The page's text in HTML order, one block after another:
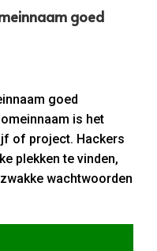
goed
goed
is het
of project. Hackers
plekken te vinden,
wachtwoorden